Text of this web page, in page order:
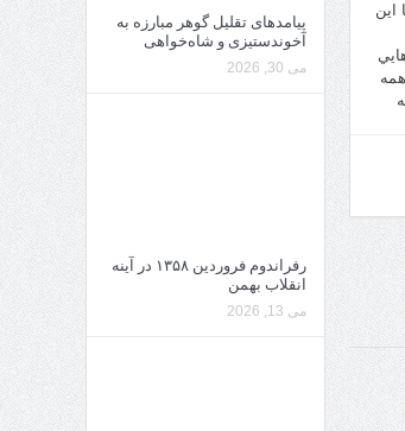
اين
همه
پیامدهای تقلیل گوهر مبارزه به
آخوندستیزی و شاه‌خواهی
می 30, 2026
رفراندوم فروردین ۱۳۵۸ در آینه
انقلاب بهمن
می 13, 2026